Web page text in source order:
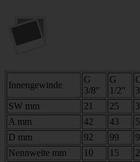
Innengewinde
G
3/8"
G
1/2"
SW mm
21 25
A mm
42 43
D mm
92 99
Nennweite mm
10 15